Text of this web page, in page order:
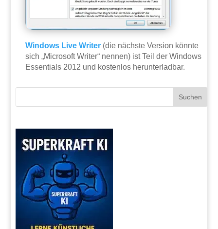
Windows Live Writer (die nächste Version könnte
sich „Microsoft Writer“ nennen) ist Teil der Windows
Essentials 2012 und kostenlos herunterladbar.